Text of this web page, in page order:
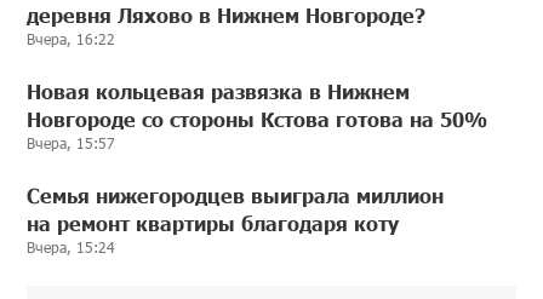
деревня Ляхово в Нижнем Новгороде?
Вчера, 16:22
Новая кольцевая развязка в Нижнем
Новгороде со стороны Кстова готова на 50%
Вчера, 15:57
Семья нижегородцев выиграла миллион
на ремонт квартиры благодаря коту
Вчера, 15:24